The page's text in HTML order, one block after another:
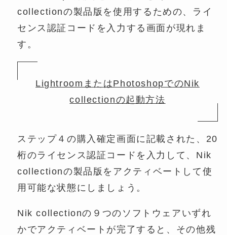
collectionの製品版を使用するための、ライ
センス認証コードを入力する画面が現れま
す。
LightroomまたはPhotoshopでのNik
collectionの起動方法
ステップ４の購入確定画面に記載された、20
桁のライセンス認証コードを入力して、Nik
collectionの製品版をアクティベートして使
用可能な状態にしましょう。
Nik collectionの９つのソフトウェアいずれ
かでアクティベートが完了すると、その他残